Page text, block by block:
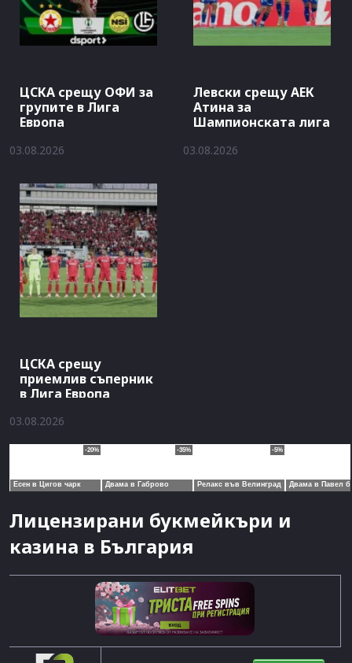
ЦСКА срещу ОФИ за
групите в Лига
Европа
03.08.2026
Левски срещу АЕК
Атина за
Шампионската лига
03.08.2026
ЦСКА срещу
приемлив съперник
в Лига Европа
03.08.2026
Лицензирани букмейкъри и
казина в България